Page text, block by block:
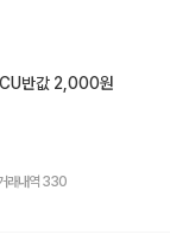
반값 2,000원
래내역 330